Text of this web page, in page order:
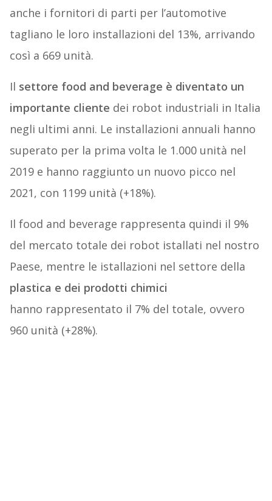
anche i fornitori di parti per l’automotive
tagliano le loro installazioni del 13%, arrivando
così a 669 unità.
Il settore food and beverage è diventato un
importante cliente dei robot industriali in Italia
negli ultimi anni. Le installazioni annuali hanno
superato per la prima volta le 1.000 unità nel
2019 e hanno raggiunto un nuovo picco nel
2021, con 1199 unità (+18%).
Il food and beverage rappresenta quindi il 9%
del mercato totale dei robot istallati nel nostro
Paese, mentre le istallazioni nel settore della
plastica e dei prodotti chimici
hanno rappresentato il 7% del totale, ovvero
960 unità (+28%).